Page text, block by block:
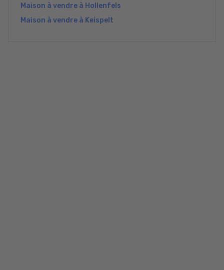
Maison à vendre à Hollenfels
Maison à vendre à Keispelt